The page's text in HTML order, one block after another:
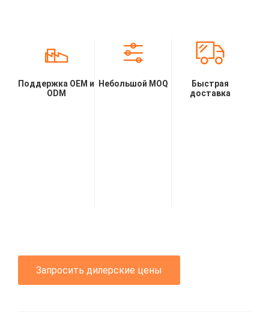
Поддержка OEM и
ODM
Небольшой MOQ
Быстрая
доставка
Запросить дилерские цены